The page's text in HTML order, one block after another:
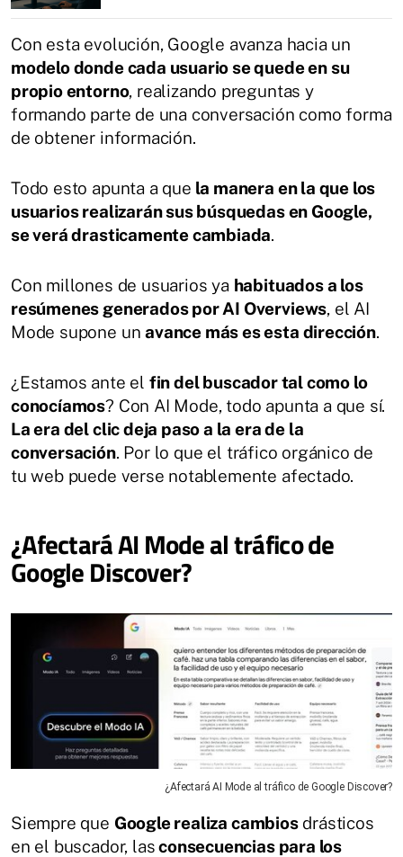
Con esta evolución, Google avanza hacia un
modelo donde cada usuario se quede en su
propio entorno, realizando preguntas y
formando parte de una conversación como forma
de obtener información.
Todo esto apunta a que la manera en la que los
usuarios realizarán sus búsquedas en Google,
se verá drasticamente cambiada.
Con millones de usuarios ya habituados a los
resúmenes generados por AI Overviews, el AI
Mode supone unavance más es esta dirección.
¿Estamos ante el fin del buscador tal como lo
conocíamos? Con AI Mode, todo apunta a que sí.
La era del clic deja paso a la era de la
conversación. Por lo que el tráfico orgánico de
tu web puede verse notablemente afectado.
¿Afectará AI Mode al tráfico de
Google Discover?
¿Afectará AI Mode al tráfico de Google Discover?
Siempre que Google realiza cambiosdrásticos
en el buscador, lasconsecuencias para los